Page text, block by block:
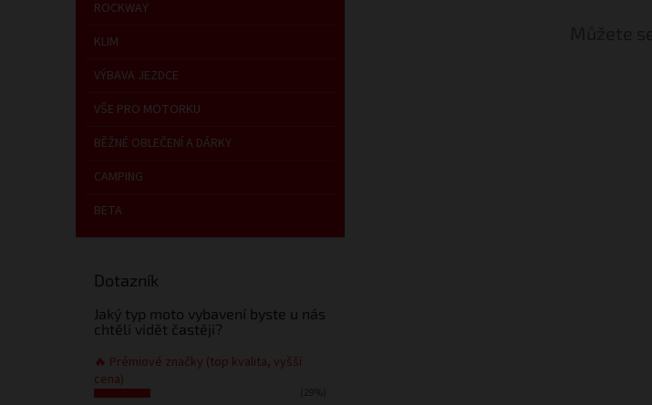
ROCKWAY
KLIM
VÝBAVA JEZDCE
VŠE PRO MOTORKU
BĚŽNÉ OBLEČENÍ A DÁRKY
CAMPING
BETA
Dotazník
Jaký typ moto vybavení byste u nás
chtěli vidět častěji?
🔥 Prémiové značky (top kvalita, vyšší
cena)
(29%)